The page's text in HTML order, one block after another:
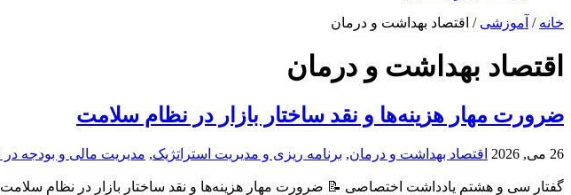
خانه / آموزشی / اقتصاد بهداشت و درمان
اقتصاد بهداشت و درمان
ضرورت مهار هزینه‌ها و نقد ساختار بازار در نظام سلامت
26 می, 2026 اقتصاد بهداشت و درمان, برنامه ریزی و مدیریت استراتژیک, مدیریت مالی و بودجه
گفتار سی و هشتم یادداشت اختصاصی 📝 ضرورت مهار هزینه‌ها و نقد ساختار بازار در نظام